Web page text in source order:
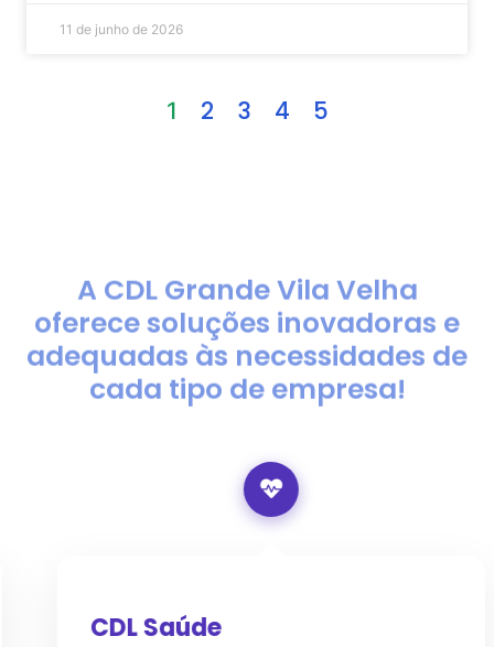
11 de junho de 2026
1 2 3 4 5
A CDL Grande Vila Velha
oferece soluções inovadoras e
adequadas às necessidades de
cada tipo de empresa!
CDL Saúde